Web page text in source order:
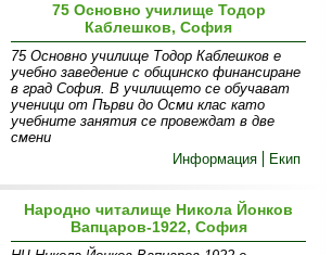
75 Основно училище Тодор
Каблешков, София
75 Основно училище Тодор Каблешков е
учебно заведение с общинско финансиране
в град София. В училището се обучават
ученици от Първи до Осми клас като
учебните занятия се провеждат в две
смени
Информация
Екип
Народно читалище Никола Йонков
Вапцаров-1922, София